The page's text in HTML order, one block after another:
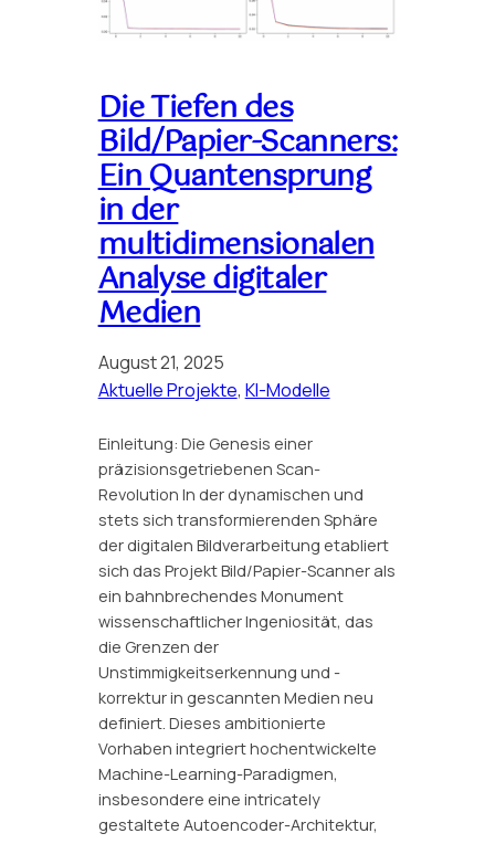
Die Tiefen des
Bild/Papier-Scanners:
Ein Quantensprung
in der
multidimensionalen
Analyse digitaler
Medien
August 21, 2025
Aktuelle Projekte, KI-Modelle
Einleitung: Die Genesis einer
präzisionsgetriebenen Scan-
Revolution In der dynamischen und
stets sich transformierenden Sphäre
der digitalen Bildverarbeitung etabliert
sich das Projekt Bild/Papier-Scanner als
ein bahnbrechendes Monument
wissenschaftlicher Ingeniosität, das
die Grenzen der
Unstimmigkeitserkennung und -
korrektur in gescannten Medien neu
definiert. Dieses ambitionierte
Vorhaben integriert hochentwickelte
Machine-Learning-Paradigmen,
insbesondere eine intricately
gestaltete Autoencoder-Architektur,